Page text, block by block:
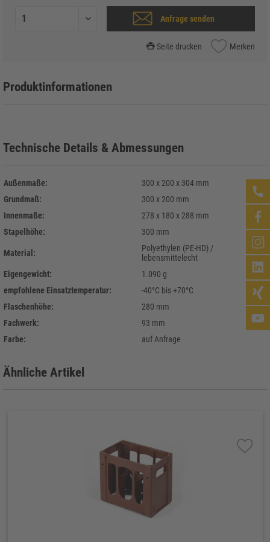
Anfrage senden
Seite drucken Merken
Produktinformationen
Technische Details & Abmessungen
Außenmaße:
300 x 200 x 304 mm
Grundmaß:
300 x 200 mm
Innenmaße:
278 x 180 x 288 mm
Stapelhöhe:
300 mm
Material:
Polyethylen (PE-HD) /
lebensmittelecht
Eigengewicht:
1.090 g
empfohlene Einsatztemperatur:
-40°C bis +70°C
Flaschenhöhe:
280 mm
Fachwerk:
93 mm
Farbe:
auf Anfrage
Ähnliche Artikel